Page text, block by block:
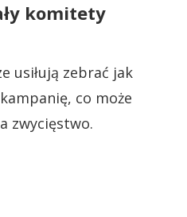
komitety
usiłują zebrać jak
co może
zwycięstwo.